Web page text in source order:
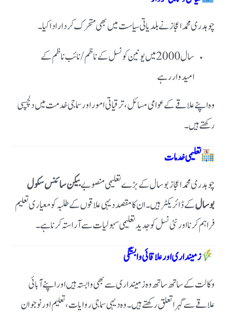
چوہدری محمد اعجاز نے بلدیاتی سیاست میں بھی متحرک کردار ادا کیا۔
سال 2000 میں یونین کونسل کے ناظم/نائب ناظم کے
امیدوار رہے
وہ اپنے علاقے کے عوامی مسائل، ترقیاتی امور اور سماجی خدمت میں دلچسپی
رکھتے ہیں۔
تعلیمی خدمات
چوہدری محمد اعجاز بوسال کے بڑے تعلیمی منصوبےبیکن سائنس سکول
بوسالکے ڈائریکٹر ہیں۔ان کا مقصد دیہی علاقوں کے طلبہ کو معیاری تعلیم
فراہم کرنا اور نئی نسل کو جدید تعلیمی سہولیات سے آراستہ کرنا ہے۔
زمینداری اور علاقائی وابستگی
وکالت کے ساتھ ساتھ وہ زمینداری سے بھی وابستہ ہیں اور اپنے آبائی
علاقے سے گہرا تعلق رکھتے ہیں۔وہ دیہی سماجی روایات، تعلیم اور نوجوان